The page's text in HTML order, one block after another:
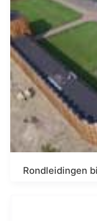
Rondleidingen